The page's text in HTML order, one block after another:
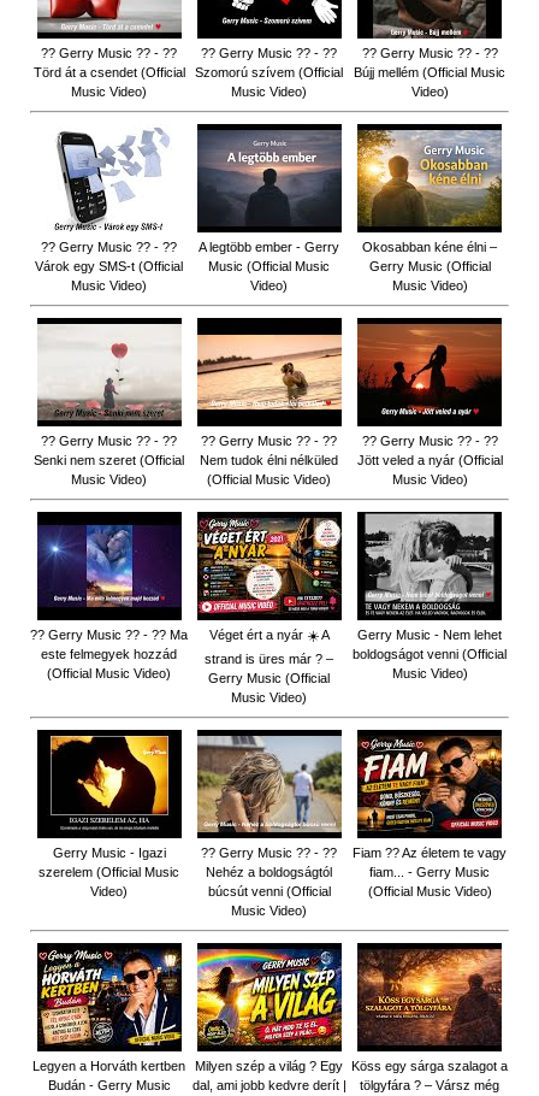
?? Gerry Music ?? - ??
Törd át a csendet (Official
Music Video)
?? Gerry Music ?? - ??
Szomorú szívem (Official
Music Video)
?? Gerry Music ?? - ??
Bújj mellém (Official Music
Video)
?? Gerry Music ?? - ??
Várok egy SMS-t (Official
Music Video)
A legtöbb ember - Gerry
Music (Official Music
Video)
Okosabban kéne élni –
Gerry Music (Official
Music Video)
?? Gerry Music ?? - ??
Senki nem szeret (Official
Music Video)
?? Gerry Music ?? - ??
Nem tudok élni nélküled
(Official Music Video)
?? Gerry Music ?? - ??
Jött veled a nyár (Official
Music Video)
?? Gerry Music ?? - ?? Ma
este felmegyek hozzád
(Official Music Video)
Véget ért a nyár ☀️ A
strand is üres már ? –
Gerry Music (Official
Music Video)
Gerry Music - Nem lehet
boldogságot venni (Official
Music Video)
Gerry Music - Igazi
szerelem (Official Music
Video)
?? Gerry Music ?? - ??
Nehéz a boldogságtól
búcsút venni (Official
Music Video)
Fiam ?‍? Az életem te vagy
fiam... - Gerry Music
(Official Music Video)
Legyen a Horváth kertben
Budán - Gerry Music
Milyen szép a világ ? Egy
dal, ami jobb kedvre derít |
Köss egy sárga szalagot a
tölgyfára ?️ – Vársz még